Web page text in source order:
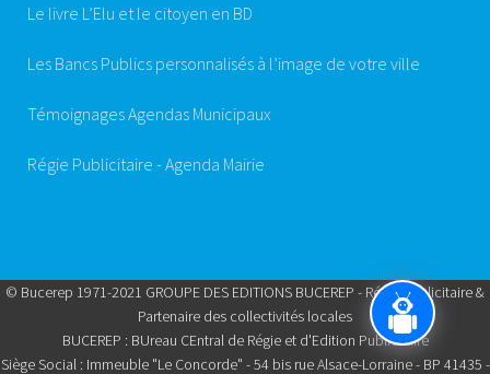
Le livre L’Elu et le citoyen en BD
Les Bancs Publics personnalisés à l’image de votre ville
Témoignages Agendas Municipaux
Régie Publicitaire - Agenda Mairie
© Bucerep 1971-2021 GROUPE DES EDITIONS BUCEREP - Régie Publicitaire &
Partenaire des collectivités locales
BUCEREP : BUreau CEntral de Régie et d'Edition Publicitaire
Siège Social : Immeuble "Le Concorde" - 54 bis rue Alsace-Lorraine - BP 41435 -